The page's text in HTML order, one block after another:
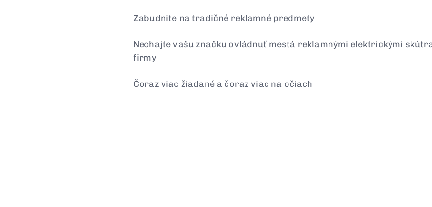
Zabudnite na tradičné reklamné predmety
Nechajte vašu značku ovládnuť mestá reklamnými elektrickými
firmy
Čoraz viac žiadané a čoraz viac na očiach